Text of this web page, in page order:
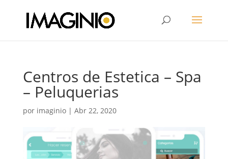
Centros de Estetica – Spa
– Peluquerias
por imaginio| Abr 22, 2020